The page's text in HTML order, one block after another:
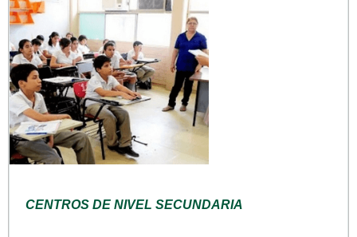
CENTROS DE NIVEL SECUNDARIA